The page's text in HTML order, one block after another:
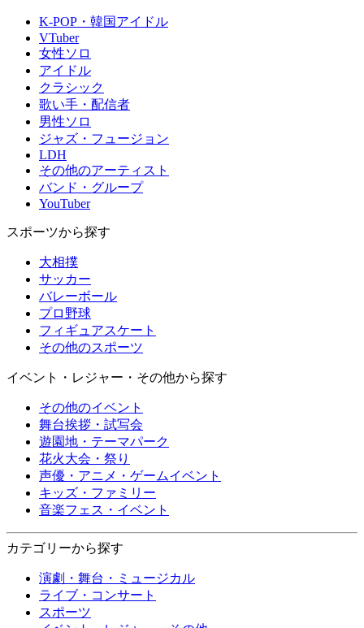
K-POP・韓国アイドル
VTuber
女性ソロ
アイドル
クラシック
歌い手・配信者
男性ソロ
ジャズ・フュージョン
LDH
その他のアーティスト
バンド・グループ
YouTuber
スポーツから探す
大相撲
サッカー
バレーボール
プロ野球
フィギュアスケート
その他のスポーツ
イベント・レジャー・その他から探す
その他のイベント
舞台挨拶・試写会
遊園地・テーマパーク
花火大会・祭り
声優・アニメ・ゲームイベント
キッズ・ファミリー
音楽フェス・イベント
カテゴリーから探す
演劇・舞台・ミュージカル
ライブ・コンサート
スポーツ